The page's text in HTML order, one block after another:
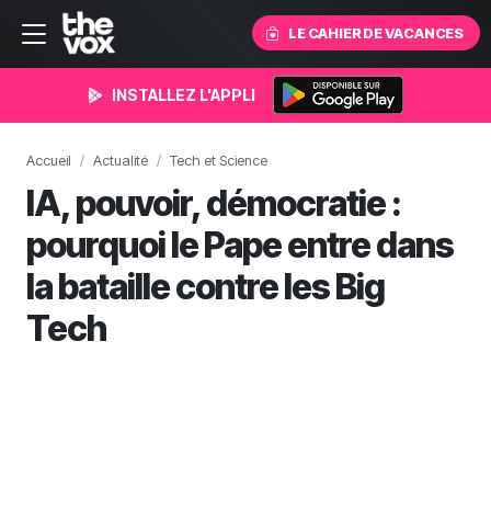
LE CAHIER DE VACANCES
INSTALLEZ L'APPLI
Accueil Actualité Tech et Science
IA, pouvoir, démocratie :
pourquoi le Pape entre dans
la bataille contre les Big
Tech